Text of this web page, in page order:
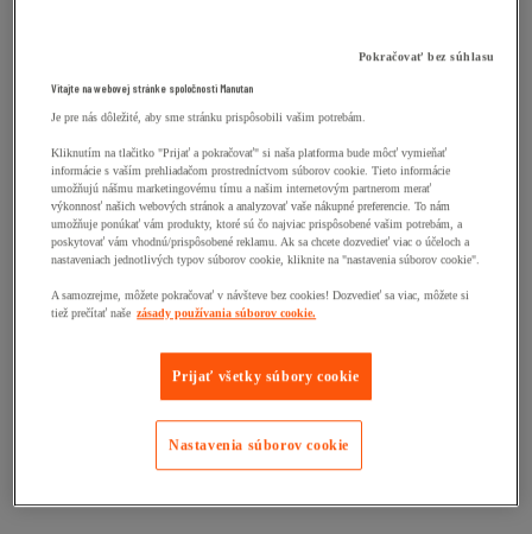
Pokračovať bez súhlasu
Vitajte na webovej stránke spoločnosti Manutan
Je pre nás dôležité, aby sme stránku prispôsobili vašim potrebám.
Kliknutím na tlačitko "Prijať a pokračovať" si naša platforma bude môcť vymieňať
informácie s vaším prehliadačom prostredníctvom súborov cookie. Tieto informácie
umožňujú nášmu marketingovému tímu a našim internetovým partnerom merať
výkonnosť našich webových stránok a analyzovať vaše nákupné preferencie. To nám
umožňuje ponúkať vám produkty, ktoré sú čo najviac prispôsobené vašim potrebám, a
poskytovať vám vhodnú/prispôsobené reklamu. Ak sa chcete dozvedieť viac o účeloch a
nastaveniach jednotlivých typov súborov cookie, kliknite na "nastavenia súborov cookie".
A samozrejme, môžete pokračovať v návšteve bez cookies! Dozvedieť sa viac, môžete si
tiež prečítať naše zásady používania súborov cookie.
Prijať všetky súbory cookie
Nastavenia súborov cookie